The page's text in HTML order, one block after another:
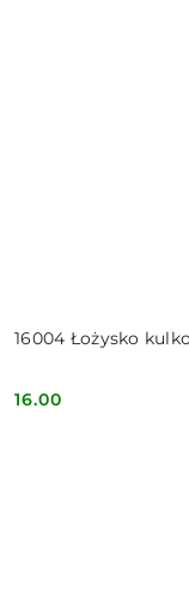
16004 Łożysko
Cena:
16.00